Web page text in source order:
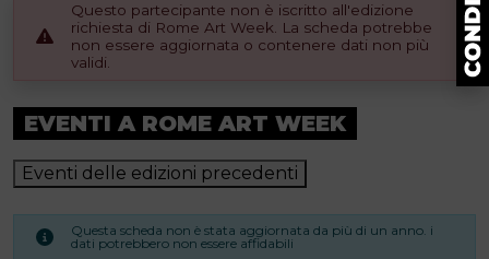
Questo partecipante non è iscritto all'edizione
richiesta di Rome Art Week. La scheda potrebbe
non essere aggiornata o contenere dati non più
validi.
EVENTI A ROME ART WEEK
Eventi delle edizioni precedenti
Questa scheda non è stata aggiornata da più di un anno. i
dati potrebbero non essere affidabili